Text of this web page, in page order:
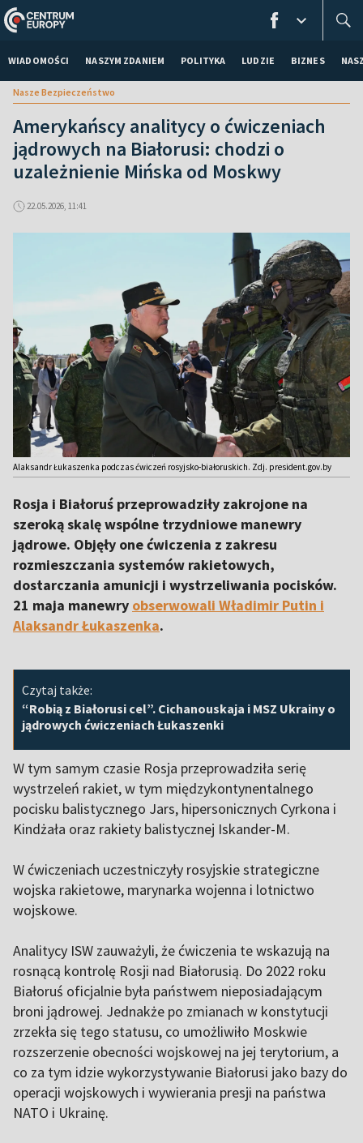
WIADOMOŚCI NASZYM ZDANIEM POLITYKA LUDZIE BIZNES
Nasze Bezpieczeństwo
Amerykańscy analitycy o ćwiczeniach
jądrowych na Białorusi: chodzi o
uzależnienie Mińska od Moskwy
22.05.2026, 11:41
Alaksandr Łukaszenka podczas ćwiczeń rosyjsko-białoruskich. Zdj. president.gov.by
Rosja i Białoruś przeprowadziły zakrojone na
szeroką skalę wspólne trzydniowe manewry
jądrowe. Objęły one ćwiczenia z zakresu
rozmieszczania systemów rakietowych,
dostarczania amunicji i wystrzeliwania pocisków.
21 maja manewry obserwowali Władimir Putin i
Alaksandr Łukaszenka.
Czytaj także:
“Robią z Białorusi cel”. Cichanouskaja i MSZ Ukrainy o
jądrowych ćwiczeniach Łukaszenki
W tym samym czasie Rosja przeprowadziła serię
wystrzeleń rakiet, w tym międzykontynentalnego
pocisku balistycznego Jars, hipersonicznych Cyrkona i
Kindżała oraz rakiety balistycznej Iskander-M.
W ćwiczeniach uczestniczyły rosyjskie strategiczne
wojska rakietowe, marynarka wojenna i lotnictwo
wojskowe.
Analitycy ISW zauważyli, że ćwiczenia te wskazują na
rosnącą kontrolę Rosji nad Białorusią. Do 2022 roku
Białoruś oficjalnie była państwem nieposiadającym
broni jądrowej. Jednakże po zmianach w konstytucji
zrzekła się tego statusu, co umożliwiło Moskwie
rozszerzenie obecności wojskowej na jej terytorium, a
co za tym idzie wykorzystywanie Białorusi jako bazy do
operacji wojskowych i wywierania presji na państwa
NATO i Ukrainę.